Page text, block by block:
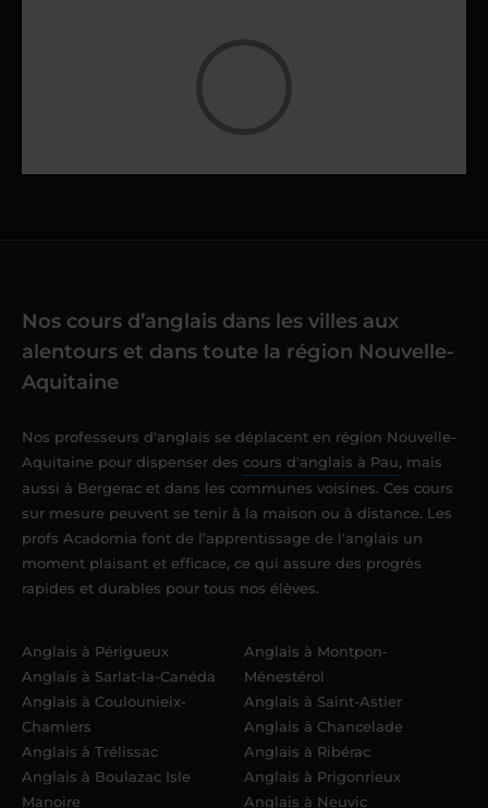
Nos cours d’anglais dans les villes aux
alentours et dans toute la région Nouvelle-
Aquitaine
Nos professeurs d'anglais se déplacent en région Nouvelle-
Aquitaine pour dispenser des cours d'anglais à Pau, mais
aussi à Bergerac et dans les communes voisines. Ces cours
sur mesure peuvent se tenir à la maison ou à distance. Les
profs Acadomia font de l’apprentissage de l'anglais un
moment plaisant et efficace, ce qui assure des progrès
rapides et durables pour tous nos élèves.
Anglais à Périgueux
Anglais à Sarlat-la-Canéda
Anglais à Coulounieix-
Chamiers
Anglais à Trélissac
Anglais à Boulazac Isle
Manoire
Anglais à Montpon-
Ménestérol
Anglais à Saint-Astier
Anglais à Chancelade
Anglais à Ribérac
Anglais à Prigonrieux
Anglais à Neuvic